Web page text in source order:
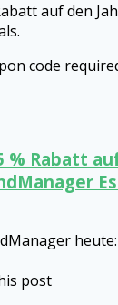
auf den
code
% Rabatt
heute:
post